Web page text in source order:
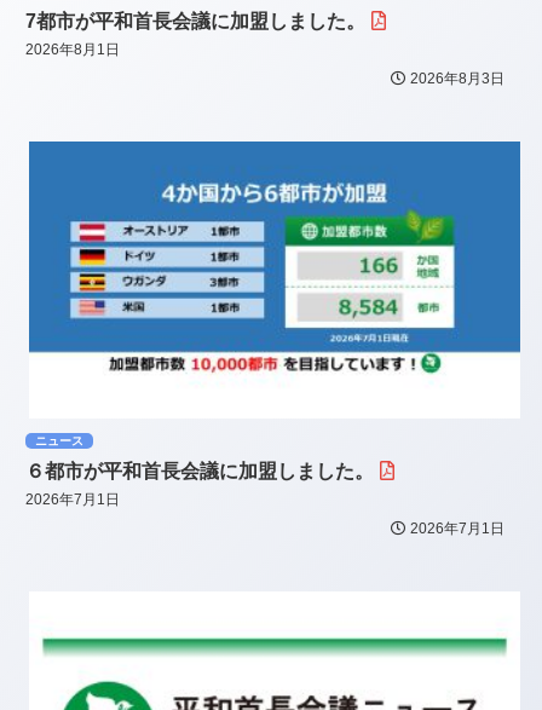
7都市が平和首長会議に加盟しました。
2026年8月1日
2026年8月3日
ニュース
６都市が平和首長会議に加盟しました。
2026年7月1日
2026年7月1日